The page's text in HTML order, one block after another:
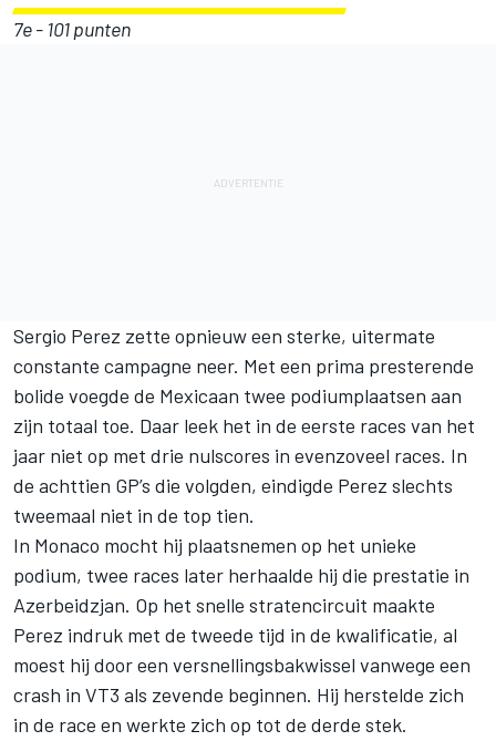
7e - 101 punten
Sergio Perez zette opnieuw een sterke, uitermate
constante campagne neer. Met een prima presterende
bolide voegde de Mexicaan twee podiumplaatsen aan
zijn totaal toe. Daar leek het in de eerste races van het
jaar niet op met drie nulscores in evenzoveel races. In
de achttien GP’s die volgden, eindigde Perez slechts
tweemaal niet in de top tien.
In Monaco mocht hij plaatsnemen op het unieke
podium, twee races later herhaalde hij die prestatie in
Azerbeidzjan. Op het snelle stratencircuit maakte
Perez indruk met de tweede tijd in de kwalificatie, al
moest hij door een versnellingsbakwissel vanwege een
crash in VT3 als zevende beginnen. Hij herstelde zich
in de race en werkte zich op tot de derde stek.